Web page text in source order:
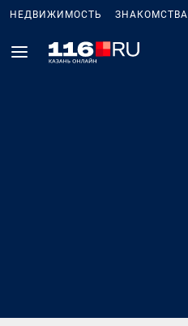
НЕДВИЖИМОСТЬ ЗНАКОМСТВА